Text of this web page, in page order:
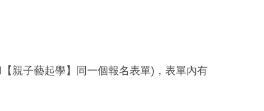
親子藝起學】同一個報名表單)，表單內有